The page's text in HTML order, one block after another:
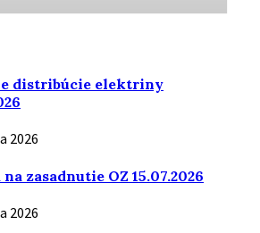
distribúcie elektriny
2026
zasadnutie OZ 15.07.2026
2026